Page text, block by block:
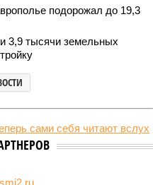
подорожал до 19,3
3,9 тысячи земельных